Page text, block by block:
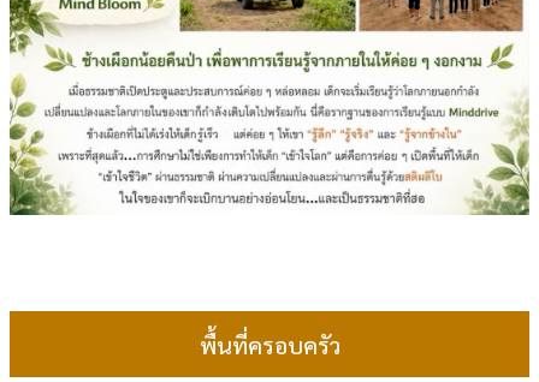
พื้นที่ครอบครัว